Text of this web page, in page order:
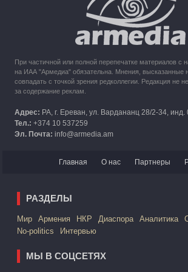
При частичной или полной перепечатке материалов с
на ИАА "Армедиа" обязательна. Мнения, высказанные
совпадать с точкой зрения редколлегии. Редакция не
за содержание реклам.
Адрес: РА, г. Ереван, ул. Вардананц 28/2-34, инд.
Тел.: +374 10 537259
Эл. Почта: info@armedia.am
Главная О нас Партнеры
РАЗДЕЛЫ
Mир Армения НКР Диаспора Аналитика
No-politics
Интервью
МЫ В СОЦСЕТЯХ